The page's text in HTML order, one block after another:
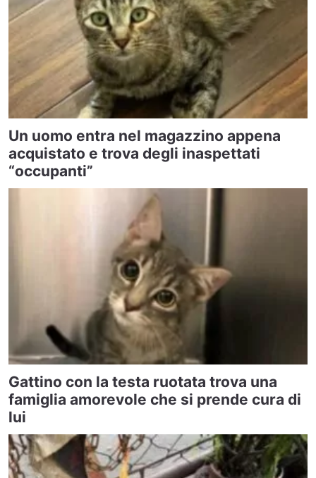
Un uomo entra nel magazzino appena
acquistato e trova degli inaspettati
“occupanti”
Gattino con la testa ruotata trova una
famiglia amorevole che si prende cura di
lui